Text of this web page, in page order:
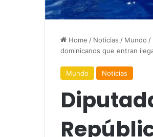
Home / Noticias / Mundo /
dominicanos que entran
Mundo Noticias